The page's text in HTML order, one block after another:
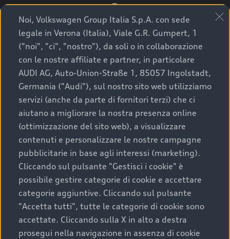
3
A breve verrai ricontattato dal Customer Care
Audi Center o direttamente dal Concessionario
che ti supporterà per finalizzare la tua richiesta.
La qualità di acquistare
un’auto usata Audi
Scegliere un’auto usata è una decisione che coniuga
convenienza, affidabilità e sostenibilità. Per fare un
acquisto sicuro, è essenziale considerare aspetti
determinanti come la garanzia inclusa e l’affidabilità del
marchio. Audi offre l’auto usata perfetta tramite Audi
Prima Scelta :plus
Noi, Volkswagen Group Italia S.p.A. con sede
legale in Verona (Italia), Viale G.R. Gumpert, 1
("noi", "ci", "nostro"), da soli o in collaborazione
con le nostre affiliate e partner, in particolare
AUDI AG, Auto-Union-Straße 1, 85057 Ingolstadt,
Germania ("Audi"), sul nostro sito web utilizziamo
servizi (anche da parte di fornitori terzi) che ci
aiutano a migliorare la nostra presenza online
(ottimizzazione del sito web), a visualizzare
contenuti e personalizzare le nostre campagne
pubblicitarie in base agli interessi (marketing).
Cliccando sul pulsante "Gestisci i cookie" è
possibile gestire categorie di cookie e accettare
categorie aggiuntive. Cliccando sul pulsante
"Accetta tutti", tutte le categorie di cookie sono
accettate. Cliccando sulla X in alto a destra
prosegui nella navigazione in assenza di cookie